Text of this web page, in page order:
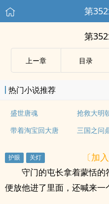
第
第
上ー章 目录
热门小说推荐
盛世唐魂 抢救大明
带着淘宝回大唐
三国之问
〔加
守门的屯长拿着蒙恬的
便放他进了里面，还喊来一